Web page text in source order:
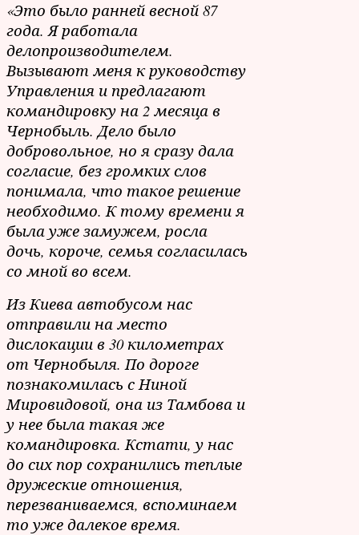
«Это было ранней весной 87
года. Я работала
делопроизводителем.
Вызывают меня к руководству
Управления и предлагают
командировку на 2 месяца в
Чернобыль. Дело было
добровольное, но я сразу дала
согласие, без громких слов
понимала, что такое решение
необходимо. К тому времени я
была уже замужем, росла
дочь, короче, семья согласилась
со мной во всем.
Из Киева автобусом нас
отправили на место
дислокации в 30 километрах
от Чернобыля. По дороге
познакомилась с Ниной
Мировидовой, она из Тамбова и
у нее была такая же
командировка. Кстати, у нас
до сих пор сохранились теплые
дружеские отношения,
перезваниваемся, вспоминаем
то уже далекое время.